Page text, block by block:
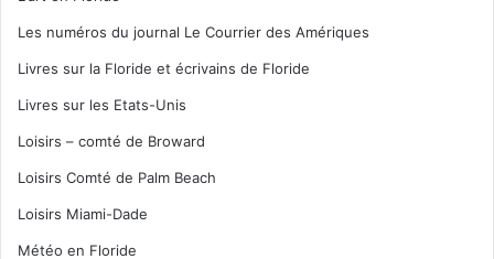
Les numéros du journal Le Courrier des Amériques
Livres sur la Floride et écrivains de Floride
Livres sur les Etats-Unis
Loisirs – comté de Broward
Loisirs Comté de Palm Beach
Loisirs Miami-Dade
Météo en Floride